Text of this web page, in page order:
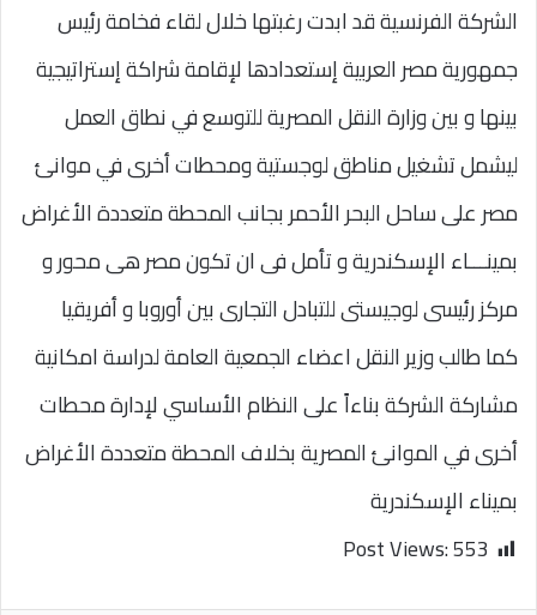
الشركة الفرنسية قد ابدت رغبتها خلال لقاء فخامة رئيس
جمهورية مصر العربية إستعدادها لإقامة شراكة إستراتيجية
بينها و بين وزارة النقل المصرية للتوسع في نطاق العمل
ليشمل تشغيل مناطق لوجستية ومحطات أخرى في موانئ
مصر على ساحل البحر الأحمر بجانب المحطة متعددة الأغراض
بمينـــاء الإسكندرية و تأمل فى ان تكون مصر هى محور و
مركز رئيسى لوجيستى للتبادل التجارى بين أوروبا و أفريقيا
كما طالب وزير النقل اعضاء الجمعية العامة لدراسة امكانية
مشاركة الشركة بناءاً على النظام الأساسي لإدارة محطات
أخرى في الموانئ المصرية بخلاف المحطة متعددة الأغراض
بميناء الإسكندرية
Post Views:553